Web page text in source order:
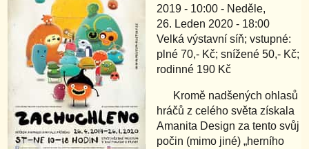
2019 - 10:00 - Neděle,
26. Leden 2020 - 18:00
Velká výstavní síň; vstupné:
plné 70,- Kč; snížené 50,- Kč;
rodinné 190 Kč
Kromě nadšených ohlasů
hráčů z celého světa získala
Amanita Design za tento svůj
počin (mimo jiné) „herního